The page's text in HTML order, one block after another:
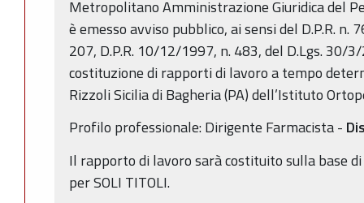
Metropolitano Amministrazione Giuridica del
è emesso avviso pubblico, ai sensi del D.P.R.
207, D.P.R. 10/12/1997, n. 483, del D.Lgs. 30/
costituzione di rapporti di lavoro a tempo
Rizzoli Sicilia di Bagheria (PA) dell’Istituto
Profilo professionale: Dirigente Farmacista -
Il rapporto di lavoro sarà costituito sulla base
per SOLI TITOLI.